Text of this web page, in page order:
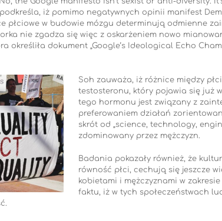
podkreśla, iż pomimo negatywnych opinii manifest
płciowe w budowie mózgu determinują odmienne
nie zgadza się więc z oskarżeniem nowo
określiła dokument „Google’s Ideological Echo
Soh zauważa, iż różnice między
testosteronu, który pojawia się już
tego hormonu jest związany z
preferowaniem działań
skrót od „science, technology,
zdominowany przez mężczyzn.
Badania pokazały również, że
równość płci, cechują się jeszcze
kobietami i mężczyznami w
faktu, iż w tych społeczeństwach